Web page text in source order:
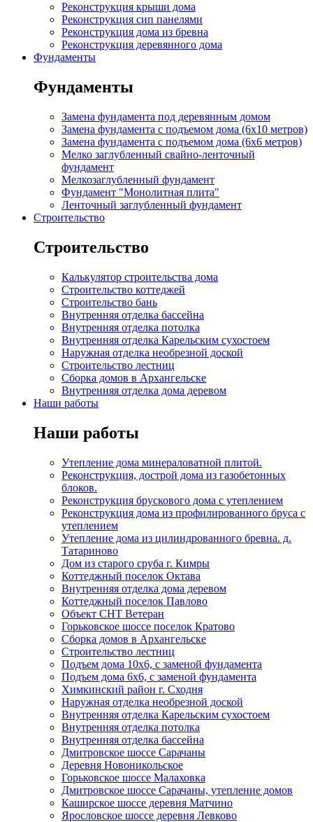
Реконструкция крыши дома
Реконструкция сип панелями
Реконструкция дома из бревна
Реконструкция деревянного дома
Фундаменты
Фундаменты
Замена фундамента под деревянным домом
Замена фундамента с подъемом дома (6x10 метров)
Замена фундамента с подъемом дома (6x6 метров)
Мелко заглубленный свайно-ленточный
фундамент
Мелкозаглубленный фундамент
Фундамент "Монолитная плита"
Ленточный заглубленный фундамент
Строительство
Строительство
Калькулятор строительства дома
Строительство коттеджей
Строительство бань
Внутренняя отделка бассейна
Внутренняя отделка потолка
Внутренняя отделка Карельским сухостоем
Наружная отделка необрезной доской
Строительство лестниц
Сборка домов в Архангельске
Внутренняя отделка дома деревом
Наши работы
Наши работы
Утепление дома минераловатной плитой.
Реконструкция, дострой дома из газобетонных
блоков.
Реконструкция брускового дома с утеплением
Реконструкция дома из профилированного бруса с
утеплением
Утепление дома из цилиндрованного бревна. д.
Татариново
Дом из старого сруба г. Кимры
Коттеджный поселок Октава
Внутренняя отделка дома деревом
Коттеджный поселок Павлово
Объект СНТ Ветеран
Горьковское шоссе поселок Кратово
Сборка домов в Архангельске
Строительство лестниц
Подъем дома 10х6, с заменой фундамента
Подъем дома 6х6, с заменой фундамента
Химкинский район г. Сходня
Наружная отделка необрезной доской
Внутренняя отделка Карельским сухостоем
Внутренняя отделка потолка
Внутренняя отделка бассейна
Дмитровское шоссе Сарачаны
Деревня Новоникольское
Горьковское шоссе Малаховка
Дмитровское шоссе Сарачаны, утепление домов
Каширское шоссе деревня Матчино
Ярословское шоссе деревня Левково